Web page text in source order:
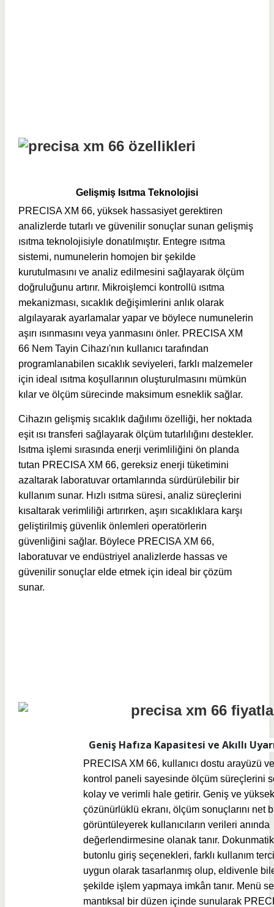
Gelişmiş Isıtma Teknolojisi
PRECISA XM 66, yüksek hassasiyet gerektiren
analizlerde tutarlı ve güvenilir sonuçlar sunan gelişmiş
ısıtma teknolojisiyle donatılmıştır. Entegre ısıtma
sistemi, numunelerin homojen bir şekilde
kurutulmasını ve analiz edilmesini sağlayarak ölçüm
doğruluğunu artırır. Mikroişlemci kontrollü ısıtma
mekanizması, sıcaklık değişimlerini anlık olarak
algılayarak ayarlamalar yapar ve böylece numunelerin
aşırı ısınmasını veya yanmasını önler. PRECISA XM
66 Nem Tayin Cihazı'nın kullanıcı tarafından
programlanabilen sıcaklık seviyeleri, farklı malzemeler
için ideal ısıtma koşullarının oluşturulmasını mümkün
kılar ve ölçüm sürecinde maksimum esneklik sağlar.
Cihazın gelişmiş sıcaklık dağılımı özelliği, her noktada
eşit ısı transferi sağlayarak ölçüm tutarlılığını destekler.
Isıtma işlemi sırasında enerji verimliliğini ön planda
tutan PRECISA XM 66, gereksiz enerji tüketimini
azaltarak laboratuvar ortamlarında sürdürülebilir bir
kullanım sunar. Hızlı ısıtma süresi, analiz süreçlerini
kısaltarak verimliliği artırırken, aşırı sıcaklıklara karşı
geliştirilmiş güvenlik önlemleri operatörlerin
güvenliğini sağlar. Böylece PRECISA XM 66,
laboratuvar ve endüstriyel analizlerde hassas ve
güvenilir sonuçlar elde etmek için ideal bir çözüm
sunar.
Geniş Hafıza Kapasitesi ve Akıllı
PRECISA XM 66, kullanıcı dostu arayüzü
kontrol paneli sayesinde ölçüm süreçlerini
kolay ve verimli hale getirir. Geniş ve yüksek
çözünürlüklü ekranı, ölçüm sonuçlarını net
görüntüleyerek kullanıcıların verileri anında
değerlendirmesine olanak tanır.
butonlu giriş seçenekleri, farklı kullanım
uygun olarak tasarlanmış olup, eldivenle
şekilde işlem yapmaya imkân tanır. Menü
mantıksal bir düzen içinde sunularak